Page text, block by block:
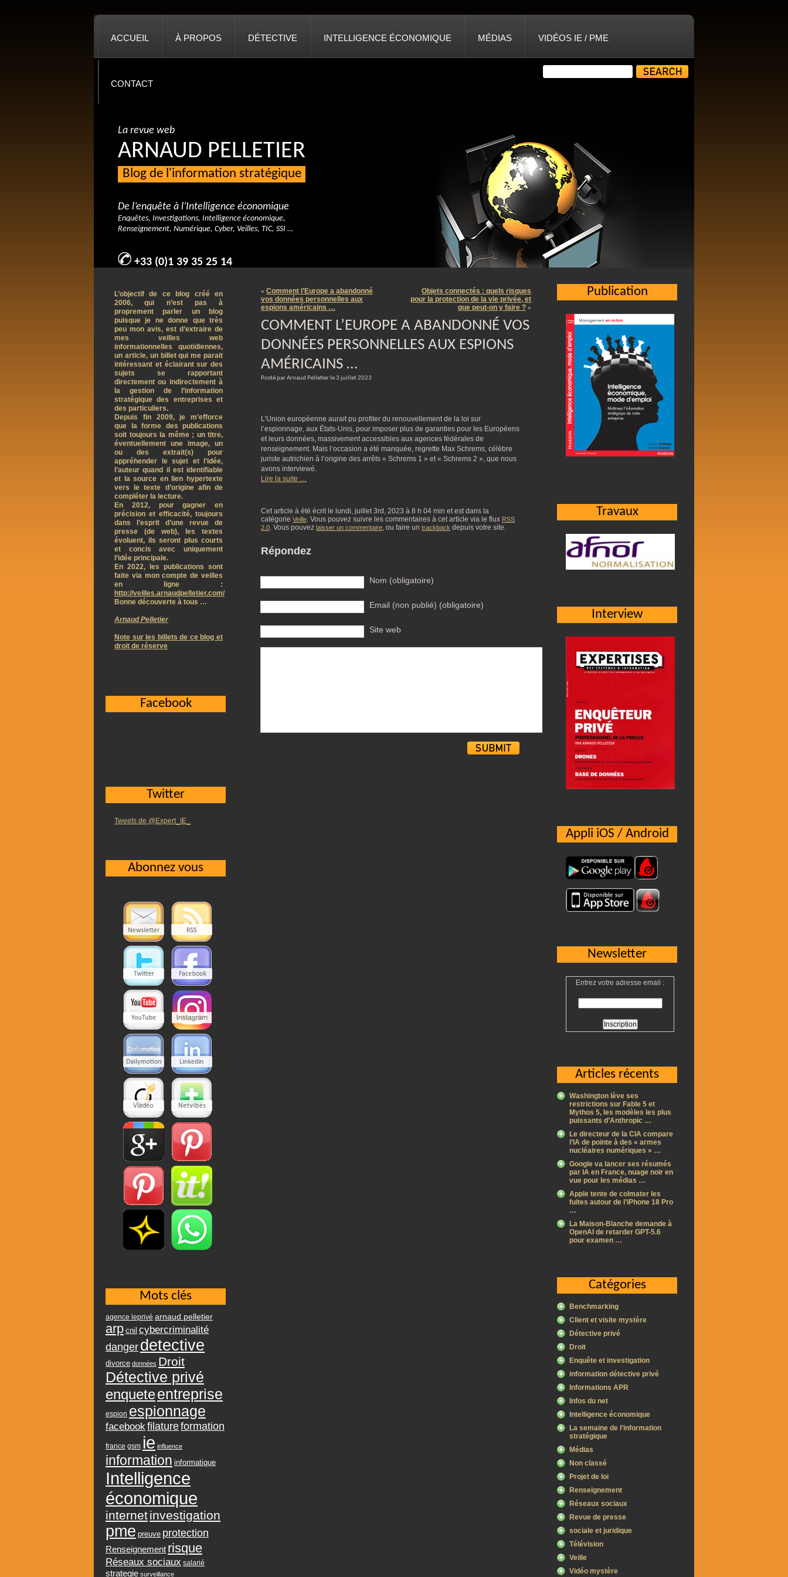
ACCUEIL À PROPOS DÉTECTIVE INTELLIGENCE ÉCONOMIQUE MÉDIAS VIDÉOS IE / PME
CONTACT
La revue web
ARNAUD PELLETIER
Blog de l'information stratégique
De l’enquête à l’Intelligence économique
Enquêtes, Investigations, Intelligence économique,
Renseignement, Numérique, Cyber, Veilles, TIC, SSI …
+33 (0)1 39 35 25 14
« Comment l’Europe a abandonné
vos données personnelles aux
espions américains …
Objets connectés : quels risques
pour la protection de la vie privée, et
que peut-on y faire ? »
COMMENT L’EUROPE A ABANDONNÉ VOS
DONNÉES PERSONNELLES AUX ESPIONS
AMÉRICAINS …
Posté par Arnaud Pelletier le 3 juillet 2023
L’Union européenne aurait pu profiter du renouvellement de la loi sur
l’espionnage, aux États-Unis, pour imposer plus de garanties pour les Européens
et leurs données, massivement accessibles aux agences fédérales de
renseignement. Mais l’occasion a été manquée, regrette Max Schrems, célèbre
juriste autrichien à l’origine des arrêts « Schrems 1 » et « Schrems 2 », que nous
avons interviewé.
Lire la suite …
Cet article à été écrit le lundi, juillet 3rd, 2023 à 8 h 04 min et est dans la
catégorie Veille. Vous pouvez suivre les commentaires à cet article via le flux RSS
2.0. Vous pouvez laisser un commentaire, ou faire un trackback depuis votre site.
Répondez
Nom (obligatoire)
Email (non publié) (obligatoire)
Site web
Publication
Travaux
Interview
Appli iOS / Android
Newsletter
Entrez votre adresse email :
Articles récents
Washington lève ses
restrictions sur Fable 5 et
Mythos 5, les modèles les plus
puissants d’Anthropic …
Le directeur de la CIA compare
l’IA de pointe à des « armes
nucléaires numériques » …
Google va lancer ses résumés
par IA en France, nuage noir en
vue pour les médias …
Apple tente de colmater les
fuites autour de l’iPhone 18 Pro
…
La Maison-Blanche demande à
OpenAI de retarder GPT-5.6
pour examen …
Catégories
Benchmarking
Client et visite mystère
Détective privé
Droit
Enquête et investigation
information détective privé
Informations APR
Infos du net
Intelligence économique
La semaine de l’information
stratégique
Médias
Non classé
Projet de loi
Renseignement
Réseaux sociaux
Revue de presse
sociale et juridique
Télévision
Veille
Vidéo mystère
L’objectif de ce blog créé en
2006, qui n’est pas à
proprement parler un blog
puisque je ne donne que très
peu mon avis, est d’extraire de
mes veilles web
informationnelles quotidiennes,
un article, un billet qui me parait
intéressant et éclairant sur des
sujets se rapportant
directement ou indirectement à
la gestion de l’information
stratégique des entreprises et
des particuliers.
Depuis fin 2009, je m’efforce
que la forme des publications
soit toujours la même ; un titre,
éventuellement une image, un
ou des extrait(s) pour
appréhender le sujet et l’idée,
l’auteur quand il est identifiable
et la source en lien hypertexte
vers le texte d’origine afin de
compléter la lecture.
En 2012, pour gagner en
précision et efficacité, toujours
dans l’esprit d’une revue de
presse (de web), les textes
évoluent, ils seront plus courts
et concis avec uniquement
l’idée principale.
En 2022, les publications sont
faite via mon compte de veilles
en ligne :
http://veilles.arnaudpelletier.com/
Bonne découverte à tous …
Arnaud Pelletier
Note sur les billets de ce blog et
droit de réserve
Facebook
Twitter
Tweets de @Expert_IE_
Abonnez vous
Mots clés
agence leprivé arnaud pelletier
arp cnil cybercriminalité
danger detective
divorce données Droit
Détective privé
enqueteentreprise
espion espionnage
facebookfilatureformation
france gsm ie influence
information informatique
Intelligence
économique
internetinvestigation
pme preuve protection
Renseignement risque
Réseaux sociaux salarié
strategie surveillance